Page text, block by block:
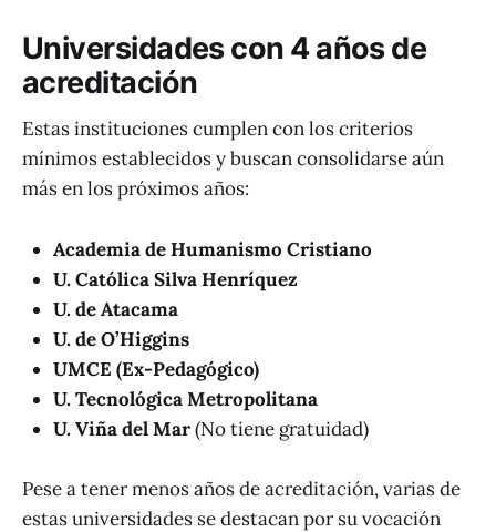
Universidades con 4 años de
acreditación
Estas instituciones cumplen con los criterios
mínimos establecidos y buscan consolidarse aún
más en los próximos años:
Academia de Humanismo Cristiano
U. Católica Silva Henríquez
U. de Atacama
U. de O’Higgins
UMCE (Ex-Pedagógico)
U. Tecnológica Metropolitana
U. Viña del Mar(No tiene gratuidad)
Pese a tener menos años de acreditación, varias de
estas universidades se destacan por su vocación